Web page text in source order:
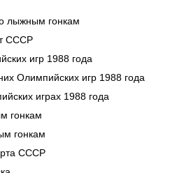
лыжным гонкам
СССР
игр 1988 года
Олимпийских игр 1988 года
играх 1988 года
гонкам
гонкам
СССР